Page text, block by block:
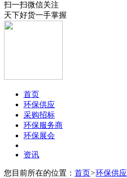
扫一扫微信关注
天下好货一手掌握
首页
环保供应
采购招标
环保服务商
环保展会
资讯
您目前所在的位置： 首页>环保供应